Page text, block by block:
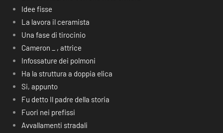
Idee fisse
La lavora il ceramista
Una fase di tirocinio
Cameron _ , attrice
Infossature dei polmoni
Ha la struttura a doppia elica
Si, appunto
Fu detto Il padre della storia
Fuori nei prefissi
Avvallamenti stradali